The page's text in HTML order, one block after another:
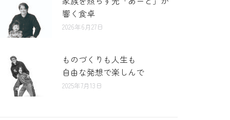
響く食卓
2026年6月27日
ものづくりも人生も
自由な発想で楽しんで
2025年7月13日